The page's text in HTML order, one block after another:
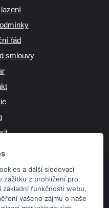
a další sledovací
zážitku z prohlížení pro
základní funkčnosti webu,
vašeho zájmu o naše
řád
smlouvy